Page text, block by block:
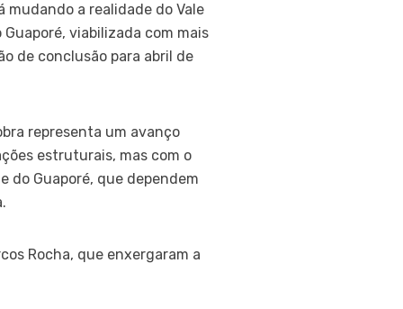
mudando a realidade do Vale
viabilizada com mais
de conclusão para abril de
representa um avanço
estruturais, mas com o
do Guaporé, que dependem
Rocha, que enxergaram a